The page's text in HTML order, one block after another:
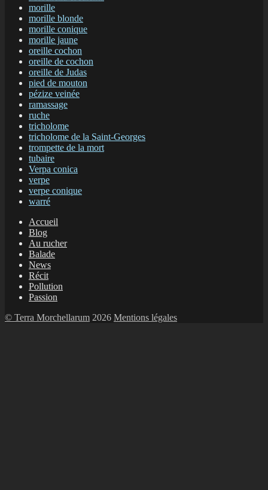
morille
morille blonde
morille conique
morille jaune
oreille cochon
oreille de cochon
oreille de Judas
pied de mouton
pézize veinée
ramassage
ruche
tricholome
tricholome de la Saint-Georges
trompette de la mort
tubaire
Verpa conica
verpe
verpe conique
warré
Accueil
Blog
Au rucher
Balade
News
Récit
Pollution
Passion
© Terra Morchellarum 2026 Mentions légales